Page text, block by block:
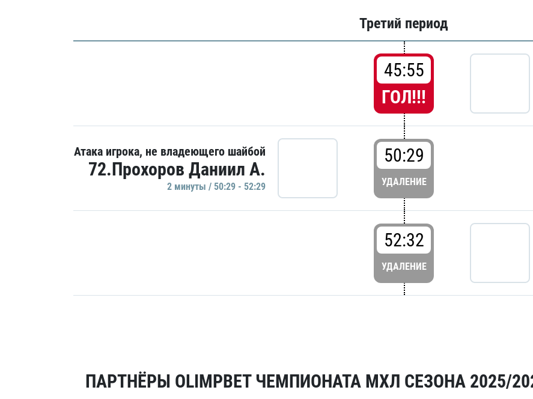
Третий период
45:55
ГОЛ!!!
Атака игрока, не владеющего шайбой
72.Прохоров Даниил А.
2 минуты / 50:29 - 52:29
50:29
УДАЛЕНИЕ
52:32
УДАЛЕНИЕ
ПАРТНЁРЫ OLIMPBET ЧЕМПИОНАТА МХЛ СЕЗОНА 2025/